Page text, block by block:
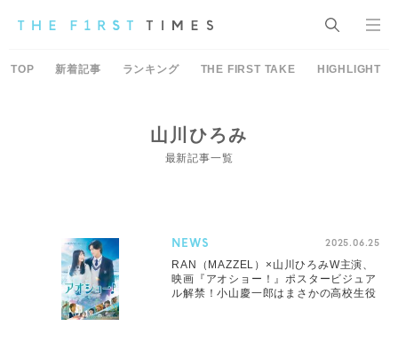
TOP 新着記事 ランキング THE FIRST TAKE HIGHLIGHT
山川ひろみ
最新記事一覧
NEWS 2025.06.25
RAN（MAZZEL）×山川ひろみW主演、
映画『アオショー！』ポスタービジュア
ル解禁！小山慶一郎はまさかの高校生役